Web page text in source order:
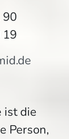
90
ist die
Person,